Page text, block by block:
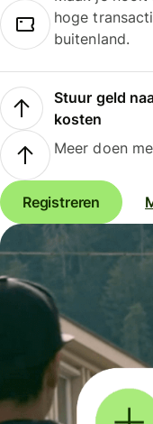
hoge
buitenland.
Stuur geld
kosten
Meer doen
Registreren